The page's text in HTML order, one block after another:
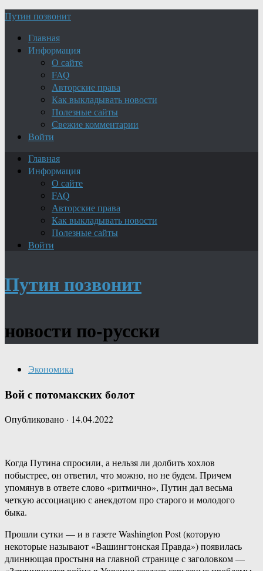
Путин позвонит
Главная
Информация
О сайте
FAQ
Авторские права
Как выкладывать новости
Полезные сайты
Свежие комментарии
Войти
Главная
Информация
О сайте
FAQ
Авторские права
Как выкладывать новости
Полезные сайты
Войти
Путин позвонит
новости по-русски
Экономика
Вой с потомакских болот
Опубликовано · 14.04.2022
Когда Путина спросили, а нельзя ли долбить хохлов
побыстрее, он ответил, что можно, но не будем. Причем
упомянув в ответе слово «ритмично», Путин дал весьма
четкую ассоциацию с анекдотом про старого и молодого
быка.
Прошли сутки — и в газете Washington Post (которую
некоторые называют «Вашингтонская Правда») появилась
длиннющая простыня на главной странице с заголовком —